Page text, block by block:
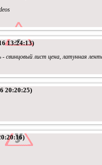
13:24:13)
свинцовый лист цена, латунная
20:20:25)